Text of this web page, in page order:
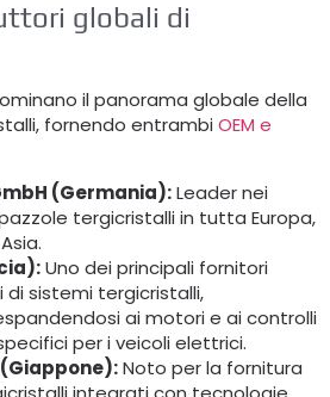
globali di
il panorama globale della
fornendo entrambi OEM e
(Germania):Leader nei
tergicristalli in tutta Europa,
Uno dei principali fornitori
di sistemi tergicristalli,
ai motori e ai controlli
per i veicoli elettrici.
(Giappone):Noto per la fornitura